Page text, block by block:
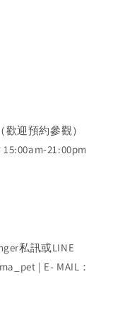
迎預約參觀）
21:00pm
私訊或LINE
| E- MAIL：